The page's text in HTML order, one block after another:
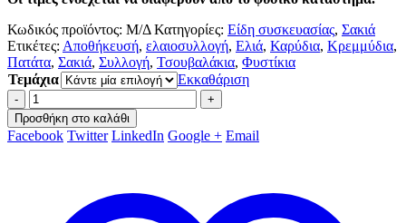
Κωδικός προϊόντος: Μ/Δ Κατηγορίες: Είδη συσκευασίας, Σακιά
Ετικέτες: Αποθήκευσή, ελαιοσυλλογή, Ελιά, Καρύδια, Κρεμμύδια,
Πατάτα, Σακιά, Συλλογή, Τσουβαλάκια, Φυστίκια
Τεμάχια
Εκκαθάριση
-
+
Προσθήκη στο καλάθι
Facebook Twitter LinkedIn Google + Email